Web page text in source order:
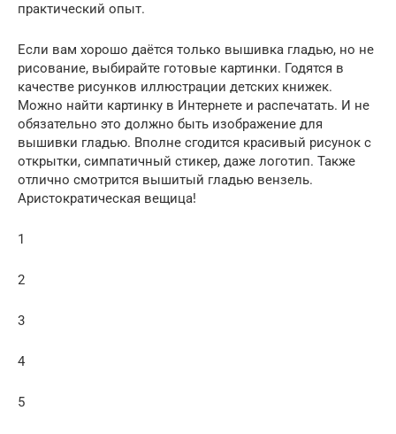
практический опыт.
Если вам хорошо даётся только вышивка гладью, но не
рисование, выбирайте готовые картинки. Годятся в
качестве рисунков иллюстрации детских книжек.
Можно найти картинку в Интернете и распечатать. И не
обязательно это должно быть изображение для
вышивки гладью. Вполне сгодится красивый рисунок с
открытки, симпатичный стикер, даже логотип. Также
отлично смотрится вышитый гладью вензель.
Аристократическая вещица!
1
2
3
4
5